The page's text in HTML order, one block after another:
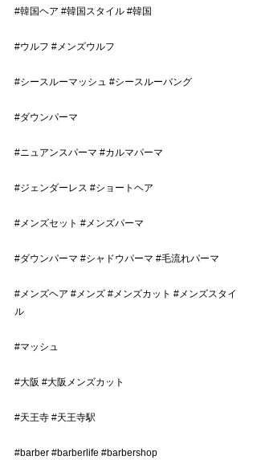
#韓国ヘア #韓国スタイル #韓国
#ウルフ #メンズウルフ
#シースルーマッシュ #シースルーバング
#ダウンパーマ
#ニュアンスパーマ #カルマパーマ
#ジェンダーレス #ショートヘア
#メンズセット #メンズパーマ
#ダウンパーマ #シャドウパーマ #毛流れパーマ
#メンズヘア #メンズ #メンズカット #メンズスタイ
ル
#マッシュ
#大阪 #大阪メンズカット
#天王寺 #天王寺駅
#barber #barberlife #barbershop